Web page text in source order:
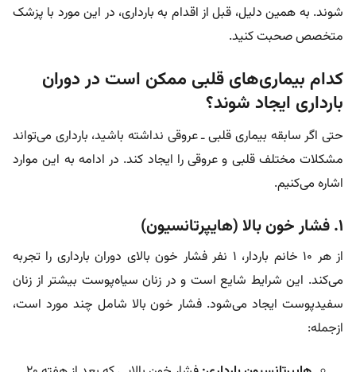
شوند. به همین دلیل، قبل از اقدام به بارداری، در این مورد با پزشک
متخصص صحبت کنید.
کدام بیماری‌های قلبی ممکن است در دوران
بارداری ایجاد شوند؟
حتی اگر سابقه بیماری قلبی ـ عروقی نداشته باشید، بارداری می‌تواند
مشکلات مختلف قلبی و عروقی را ایجاد کند. در ادامه به این موارد
اشاره می‌کنیم.
۱. فشار خون بالا (هایپرتانسیون)
از هر ۱۰ خانم باردار، ۱ نفر فشار خون بالای دوران بارداری را تجربه
می‌کند. این شرایط شایع است و در زنان سیاه‌پوست بیشتر از زنان
سفیدپوست ایجاد می‌شود. فشار خون بالا شامل چند مورد است،
ازجمله: